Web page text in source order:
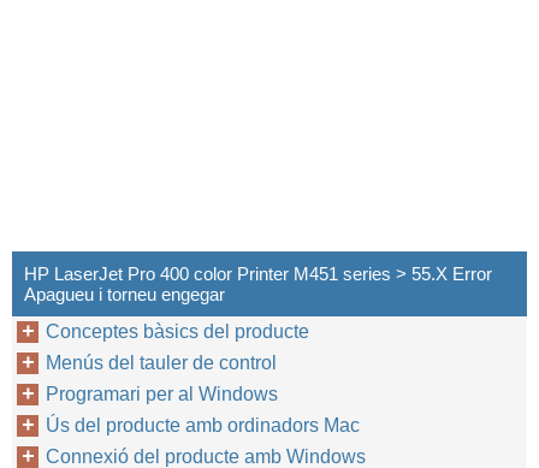
HP LaserJet Pro 400 color Printer M451 series > 55.X Error
Apagueu i torneu engegar
Conceptes bàsics del producte
Menús del tauler de control
Programari per al Windows
Ús del producte amb ordinadors Mac
Connexió del producte amb Windows